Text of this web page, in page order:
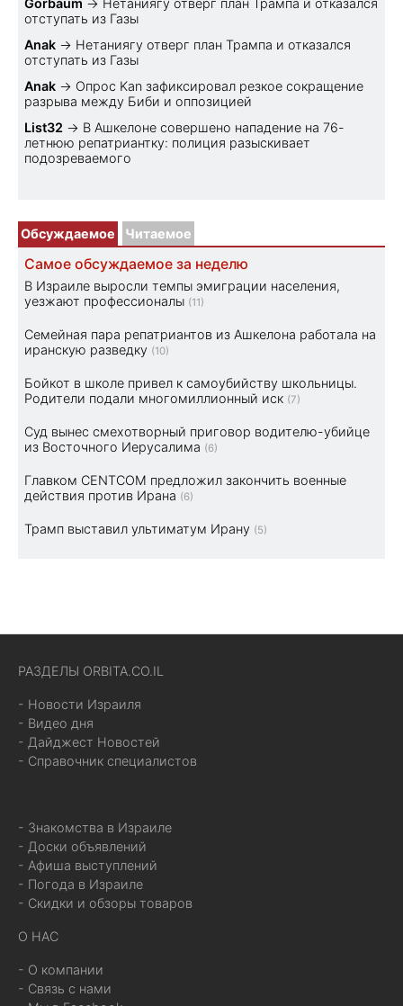
отступать из Газы
Anak → Нетаниягу отверг план Трампа и отказался
отступать из Газы
Anak → Опрос Kan зафиксировал резкое сокращение
разрыва между Биби и оппозицией
List32 → В Ашкелоне совершено нападение на 76-
летнюю репатриантку: полиция разыскивает
подозреваемого
Обсуждаемое Читаемое
Самое обсуждаемое за неделю
В Израиле выросли темпы эмиграции населения,
уезжают профессионалы (11)
Семейная пара репатриантов из Ашкелона работала на
иранскую разведку (10)
Бойкот в школе привел к самоубийству школьницы.
Родители подали многомиллионный иск (7)
Суд вынес смехотворный приговор водителю-убийце
из Восточного Иерусалима (6)
Главком CENTCOM предложил закончить военные
действия против Ирана (6)
Трамп выставил ультиматум Ирану (5)
РАЗДЕЛЫ ORBITA.CO.IL
- Новости Израиля
- Видео дня
- Дайджест Новостей
- Справочник специалистов
- Знакомства в Израиле
- Доски объявлений
- Афиша выступлений
- Погода в Израиле
- Скидки и обзоры товаров
О НАС
- О компании
- Связь с нами